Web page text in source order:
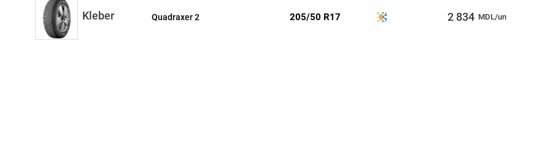
Kleber Quadraxer 2 205/50 R17 2 834 MDL/un